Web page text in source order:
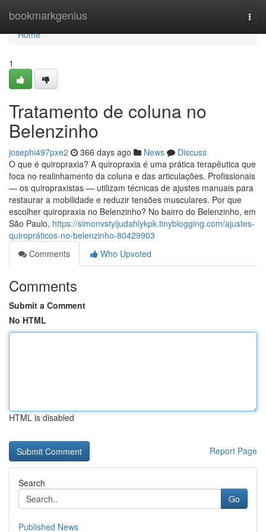
bookmarkgenius
Home
Home
1
Tratamento de coluna no
Belenzinho
josephi497pxe2 366 days ago News
Discuss
O que é quiropraxia? A quiropraxia é uma prática terapêutica que
foca no realinhamento da coluna e das articulações. Profissionais
— os quiropraxistas — utilizam técnicas de ajustes manuais para
restaurar a mobilidade e reduzir tensões musculares. Por que
escolher quiropraxia no Belenzinho? No bairro do Belenzinho, em
São Paulo, https://simonvstyijudahlykpk.tinyblogging.com/ajustes-
quiropráticos-no-belenzinho-80429903
Comments
Who Upvoted
Comments
Submit a Comment
No HTML
HTML is disabled
Report Page
Search
Go
Published News